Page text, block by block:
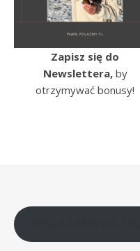
Zapisz się do
Newslettera,by
otrzymywać bonusy!